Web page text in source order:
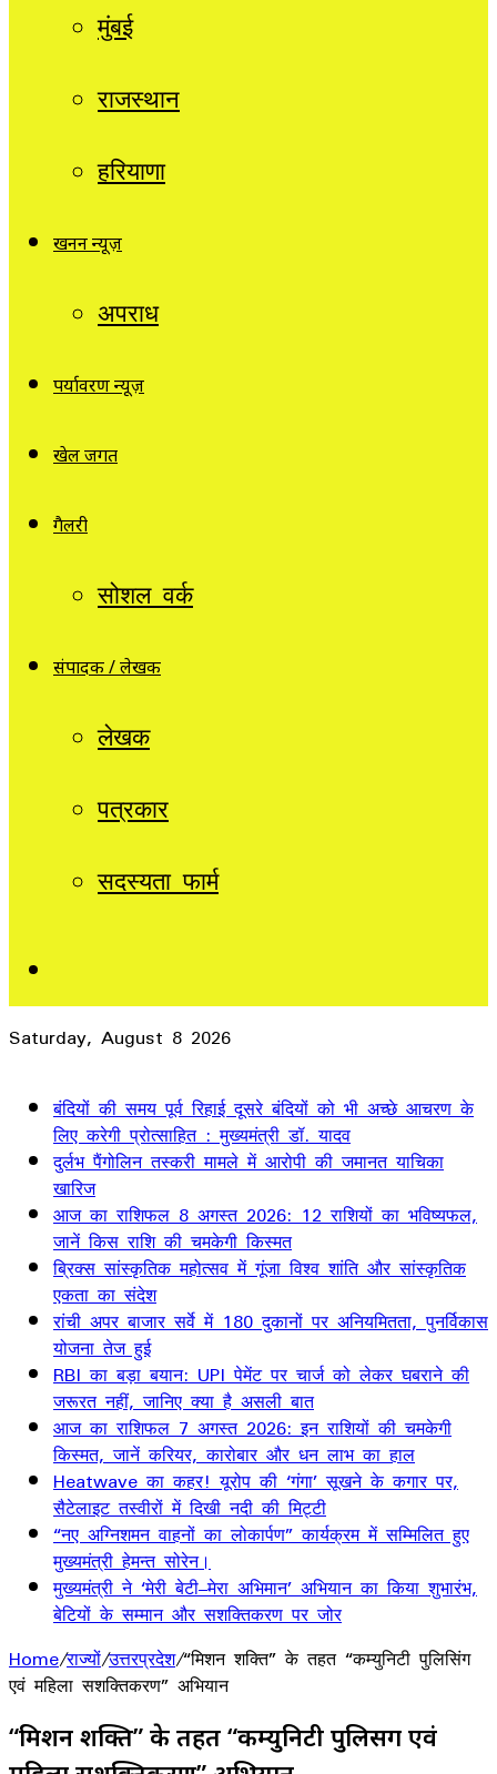
मुंबई
राजस्थान
हरियाणा
खनन न्यूज़
अपराध
पर्यावरण न्यूज़
खेल जगत
गैलरी
सोशल वर्क
संपादक / लेखक
लेखक
पत्रकार
सदस्यता फार्म
Saturday, August 8 2026
बंदियों की समय पूर्व रिहाई दूसरे बंदियों को भी अच्छे आचरण के
लिए करेगी प्रोत्साहित : मुख्यमंत्री डॉ. यादव
दुर्लभ पैंगोलिन तस्करी मामले में आरोपी की जमानत याचिका
खारिज
आज का राशिफल 8 अगस्त 2026: 12 राशियों का भविष्यफल,
जानें किस राशि की चमकेगी किस्मत
ब्रिक्स सांस्कृतिक महोत्सव में गूंजा विश्व शांति और सांस्कृतिक
एकता का संदेश
रांची अपर बाजार सर्वे में 180 दुकानों पर अनियमितता, पुनर्विकास
योजना तेज हुई
RBI का बड़ा बयान: UPI पेमेंट पर चार्ज को लेकर घबराने की
जरूरत नहीं, जानिए क्या है असली बात
आज का राशिफल 7 अगस्त 2026: इन राशियों की चमकेगी
किस्मत, जानें करियर, कारोबार और धन लाभ का हाल
Heatwave का कहर! यूरोप की ‘गंगा’ सूखने के कगार पर,
सैटेलाइट तस्वीरों में दिखी नदी की मिट्टी
“नए अग्निशमन वाहनों का लोकार्पण” कार्यक्रम में सम्मिलित हुए
मुख्यमंत्री हेमन्त सोरेन।
मुख्यमंत्री ने ‘मेरी बेटी–मेरा अभिमान’ अभियान का किया शुभारंभ,
बेटियों के सम्मान और सशक्तिकरण पर जोर
Home/राज्यों/उत्तरप्रदेश/“मिशन शक्ति” के तहत “कम्युनिटी पुलिसिंग
एवं महिला सशक्तिकरण” अभियान
“मिशन शक्ति” के तहत “कम्युनिटी पुलिसिंग एवं